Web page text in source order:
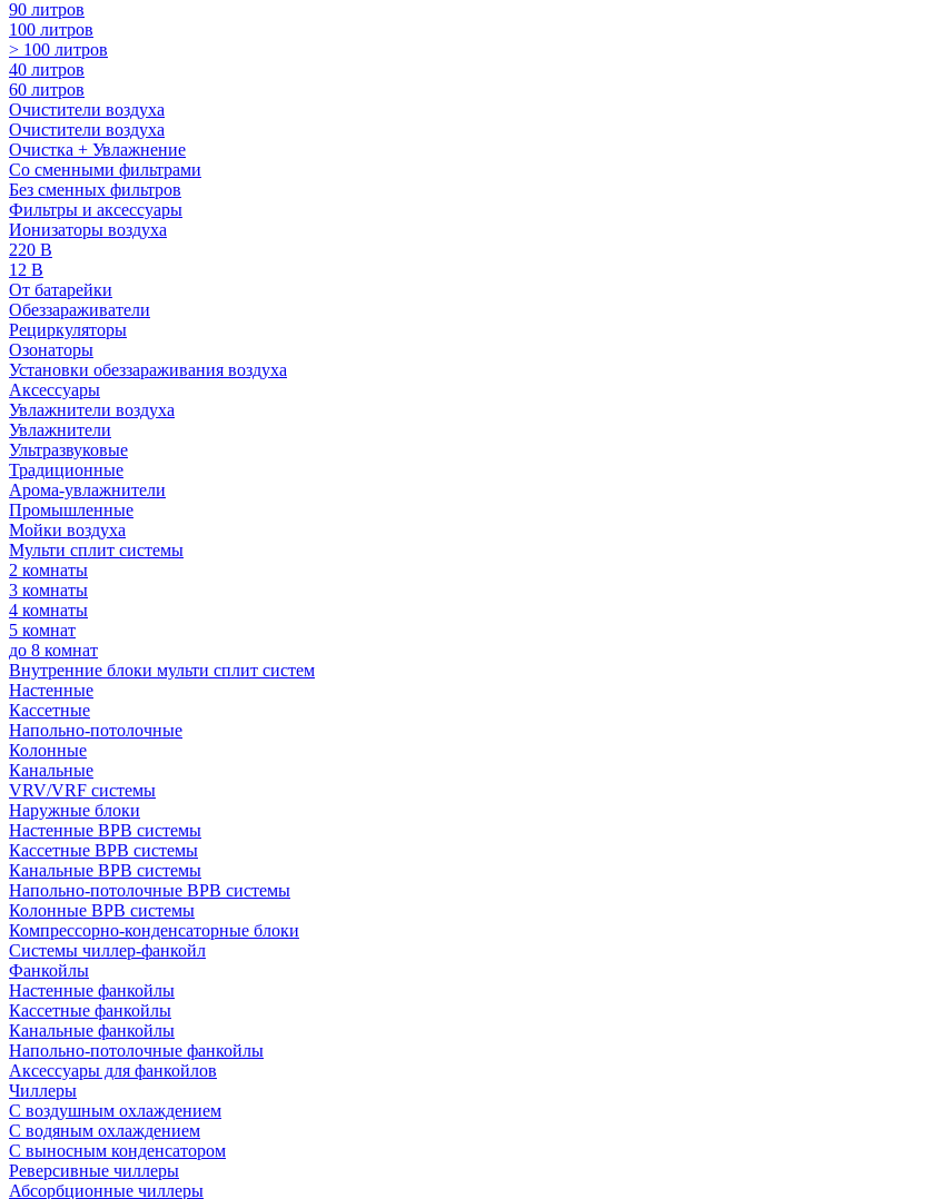
90 литров
100 литров
> 100 литров
40 литров
60 литров
Очистители воздуха
Очистители воздуха
Очистка + Увлажнение
Cо сменными фильтрами
Без сменных фильтров
Фильтры и аксессуары
Ионизаторы воздуха
220 В
12 В
От батарейки
Обеззараживатели
Рециркуляторы
Озонаторы
Установки обеззараживания воздуха
Аксессуары
Увлажнители воздуха
Увлажнители
Ультразвуковые
Традиционные
Арома-увлажнители
Промышленные
Мойки воздуха
Мульти сплит системы
2 комнаты
3 комнаты
4 комнаты
5 комнат
до 8 комнат
Внутренние блоки мульти сплит систем
Настенные
Кассетные
Напольно-потолочные
Колонные
Канальные
VRV/VRF системы
Наружные блоки
Настенные ВРВ системы
Кассетные ВРВ системы
Канальные ВРВ системы
Напольно-потолочные ВРВ системы
Колонные ВРВ системы
Компрессорно-конденсаторные блоки
Системы чиллер-фанкойл
Фанкойлы
Настенные фанкойлы
Кассетные фанкойлы
Канальные фанкойлы
Напольно-потолочные фанкойлы
Аксессуары для фанкойлов
Чиллеры
С воздушным охлаждением
С водяным охлаждением
С выносным конденсатором
Реверсивные чиллеры
Абсорбционные чиллеры